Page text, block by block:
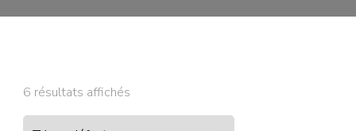
6 résultats affichés